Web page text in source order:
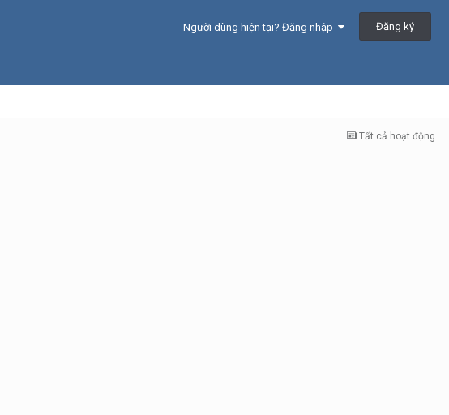
Người dùng hiện tại? Đăng nhập Đăng ký
Tất cả hoạt động